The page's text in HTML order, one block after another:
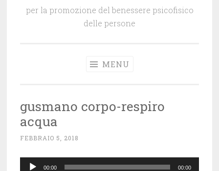
per la promozione del benessere psicofisico
delle persone
MENU
gusmano corpo-respiro
acqua
FEBBRAIO 5, 2018
Audio
00:00 00:00